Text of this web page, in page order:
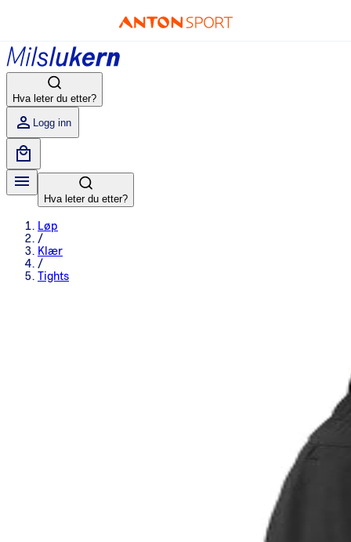
Hva leter du etter?
Logg inn
Hva leter du etter?
Løp
/
Klær
/
Tights